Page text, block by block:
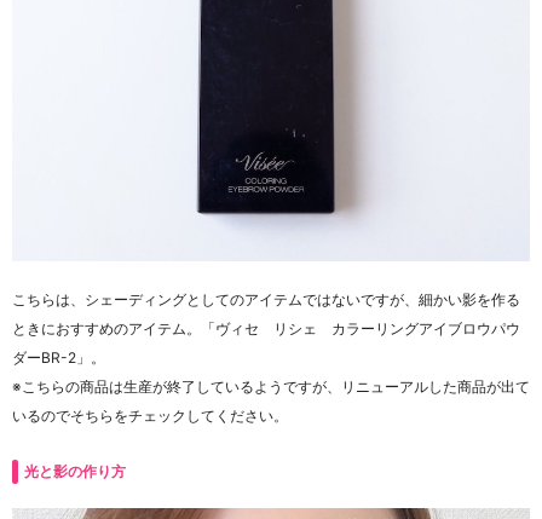
こちらは、シェーディングとしてのアイテムではないですが、細かい影を作る
ときにおすすめのアイテム。「ヴィセ リシェ カラーリングアイブロウパウ
ダーBR-2」。
※こちらの商品は生産が終了しているようですが、リニューアルした商品が出て
いるのでそちらをチェックしてください。
光と影の作り方